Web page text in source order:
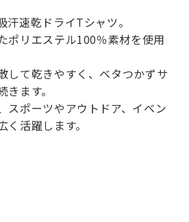
汗速乾ドライTシャツ。
ポリエステル100％素材を使用
して乾きやすく、ベタつかずサ
ます。
スポーツやアウトドア、イベン
く活躍します。